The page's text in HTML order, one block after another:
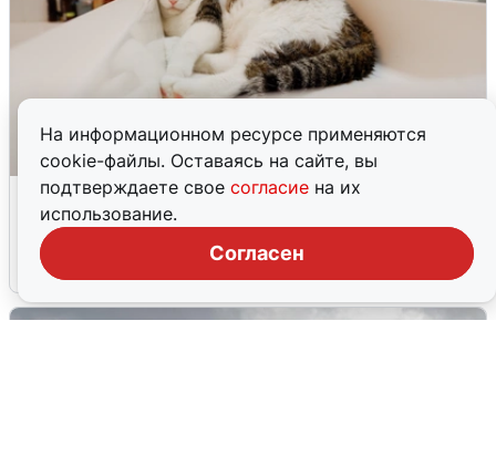
На информационном ресурсе применяются
cookie-файлы. Оставаясь на сайте, вы
подтверждаете свое согласие на их
использование.
Согласен
Екатеринбуржцам объяснили, когда
вернут воду
8 августа